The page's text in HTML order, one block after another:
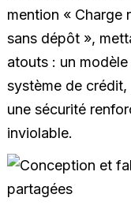
mention « Charge
sans dépôt »,
atouts : un
système de
une sécurité
inviolable.